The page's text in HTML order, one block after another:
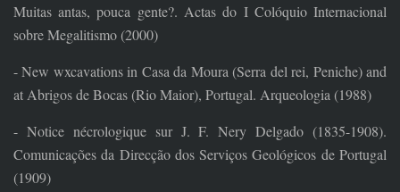
Muitas antas, pouca gente?. Actas do I Colóquio Internacional
sobre Megalitismo (2000)
- New wxcavations in Casa da Moura (Serra del rei, Peniche) and
at Abrigos de Bocas (Rio Maior), Portugal. Arqueologia (1988)
- Notice nécrologique sur J. F. Nery Delgado (1835-1908).
Comunicações da Direcção dos Serviços Geológicos de Portugal
(1909)